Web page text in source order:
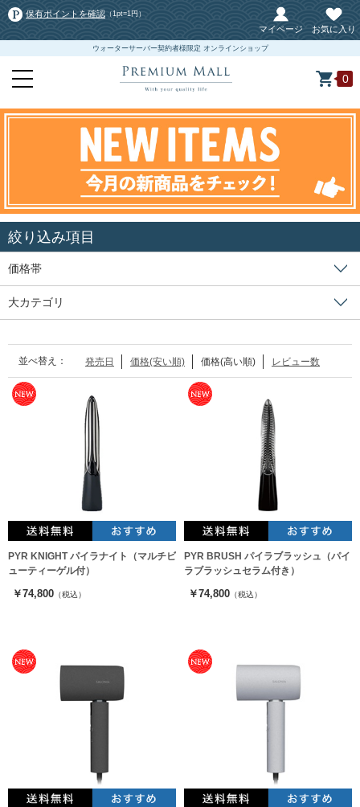
保有ポイントを確認 （1pt=1円）
マイページ お気に入り
ウォーターサーバー契約者様限定 オンラインショップ
0
絞り込み項目
価格帯
大カテゴリ
並べ替え： 発売日 価格(安い順) 価格(高い順) レビュー数
PYR KNIGHT パイラナイト（マルチビ
ューティーゲル付）
￥74,800 （税込）
PYR BRUSH パイラブラッシュ（パイ
ラブラッシュセラム付き）
￥74,800 （税込）